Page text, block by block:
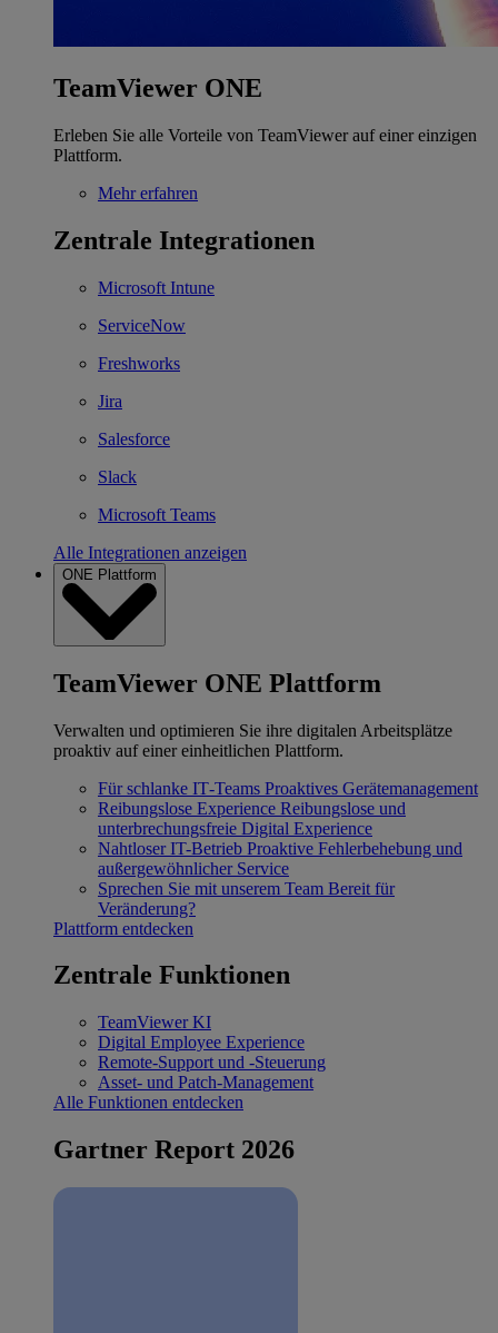
TeamViewer ONE
Erleben Sie alle Vorteile von TeamViewer auf einer einzigen
Plattform.
Mehr erfahren
Zentrale Integrationen
Microsoft Intune
ServiceNow
Freshworks
Jira
Salesforce
Slack
Microsoft Teams
Alle Integrationen anzeigen
ONE Plattform
TeamViewer ONE Plattform
Verwalten und optimieren Sie ihre digitalen Arbeitsplätze
proaktiv auf einer einheitlichen Plattform.
Für schlanke IT‐Teams Proaktives Gerätemanagement
Reibungslose Experience Reibungslose und
unterbrechungsfreie Digital Experience
Nahtloser IT-Betrieb Proaktive Fehlerbehebung und
außergewöhnlicher Service
Sprechen Sie mit unserem Team Bereit für
Veränderung?
Plattform entdecken
Zentrale Funktionen
TeamViewer KI
Digital Employee Experience
Remote-Support und -Steuerung
Asset- und Patch-Management
Alle Funktionen entdecken
Gartner Report 2026